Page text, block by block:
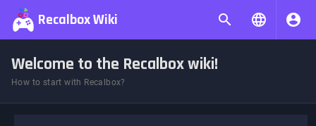
Recalbox Wiki
Welcome to the Recalbox wiki!
How to start with Recalbox?